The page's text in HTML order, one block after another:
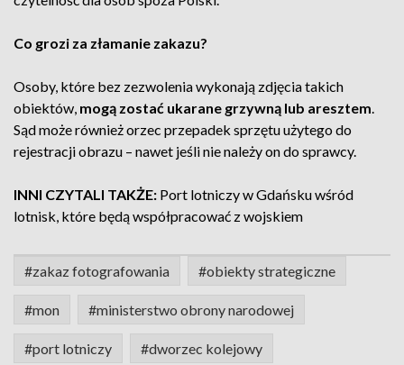
Co grozi za złamanie zakazu?
Osoby, które bez zezwolenia wykonają zdjęcia takich
obiektów, mogą zostać ukarane grzywną lub aresztem.
Sąd może również orzec przepadek sprzętu użytego do
rejestracji obrazu – nawet jeśli nie należy on do sprawcy.
INNI CZYTALI TAKŻE: Port lotniczy w Gdańsku wśród
lotnisk, które będą współpracować z wojskiem
#zakaz fotografowania #obiekty strategiczne
#mon #ministerstwo obrony narodowej
#port lotniczy #dworzec kolejowy